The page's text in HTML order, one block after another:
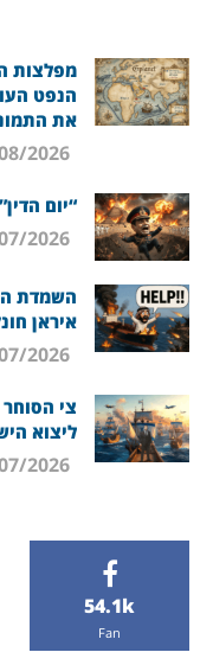
מפלצות
הנפט
את
“יום
השמדת
איראן
צי
ליצוא
54.1k
Fan